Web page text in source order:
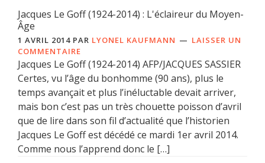
Jacques Le Goff (1924-2014) : L'éclaireur du Moyen-
Âge
1 AVRIL 2014 PAR LYONEL KAUFMANN
LAISSER UN
COMMENTAIRE
Jacques Le Goff (1924-2014) AFP/JACQUES SASSIER
Certes, vu l’âge du bonhomme (90 ans), plus le
temps avançait et plus l’inéluctable devait arriver,
mais bon c’est pas un très chouette poisson d’avril
que de lire dans son fil d’actualité que l’historien
Jacques Le Goff est décédé ce mardi 1er avril 2014.
Comme nous l’apprend donc le […]